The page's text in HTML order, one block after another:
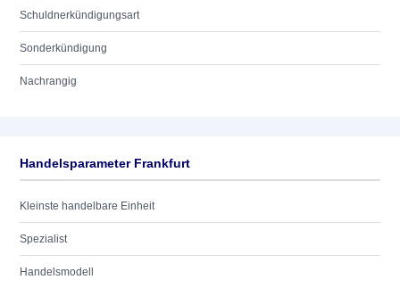
Schuldnerkündigungsart
Sonderkündigung
Nachrangig
Handelsparameter Frankfurt
Kleinste handelbare Einheit
Spezialist
Handelsmodell